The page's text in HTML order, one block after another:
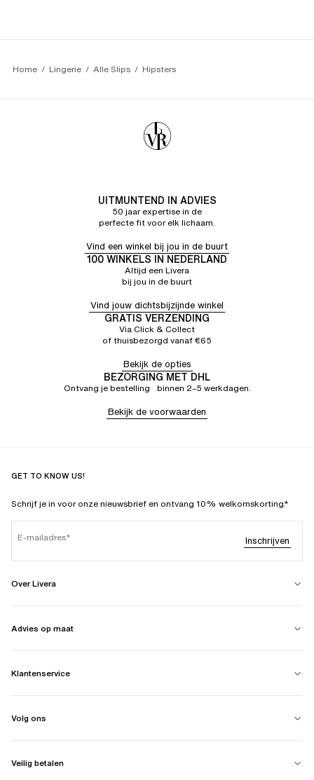
Home Lingerie Alle Slips Hipsters
UITMUNTEND IN ADVIES
50 jaar expertise in de
perfecte fit voor elk lichaam.
Vind een winkel bij jou in de buurt
100 WINKELS IN NEDERLAND
Altijd een Livera
bij jou in de buurt
Vind jouw dichtsbijzijnde winkel
GRATIS VERZENDING
Via Click & Collect
of thuisbezorgd vanaf €65
Bekijk de opties
BEZORGING MET DHL
Ontvang je bestelling binnen 2–5 werkdagen.
Bekijk de voorwaarden
GET TO KNOW US!
Schrijf je in voor onze nieuwsbrief en ontvang 10% welkomskorting.*
E-mailadres Inschrijven
Over Livera
Advies op maat
Klantenservice
Volg ons
Veilig betalen